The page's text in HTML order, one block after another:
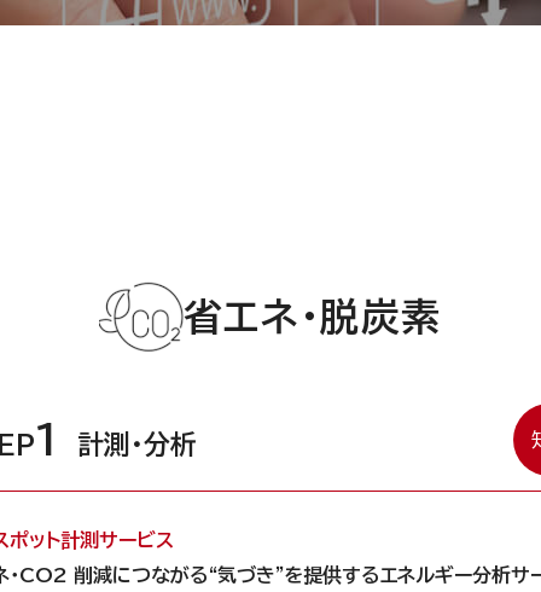
省エネ・脱炭素
1 計測・分析
ポット計測サービス
・CO2 削減につながる“気づき”を提供するエネルギー分析サ